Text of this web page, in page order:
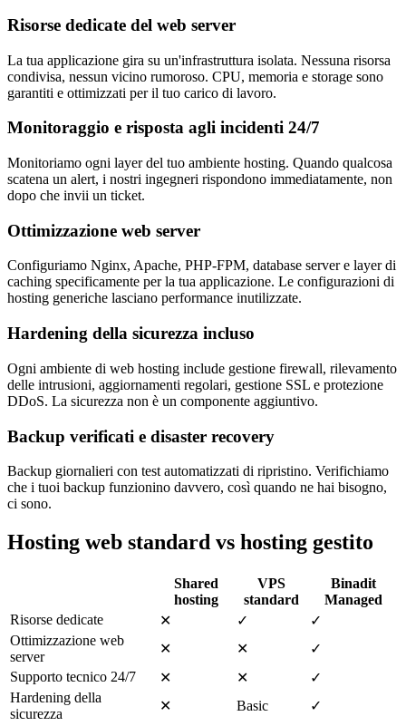
Risorse dedicate del web server
La tua applicazione gira su un'infrastruttura isolata. Nessuna risorsa
condivisa, nessun vicino rumoroso. CPU, memoria e storage sono
garantiti e ottimizzati per il tuo carico di lavoro.
Monitoraggio e risposta agli incidenti 24/7
Monitoriamo ogni layer del tuo ambiente hosting. Quando qualcosa
scatena un alert, i nostri ingegneri rispondono immediatamente, non
dopo che invii un ticket.
Ottimizzazione web server
Configuriamo Nginx, Apache, PHP-FPM, database server e layer di
caching specificamente per la tua applicazione. Le configurazioni di
hosting generiche lasciano performance inutilizzate.
Hardening della sicurezza incluso
Ogni ambiente di web hosting include gestione firewall, rilevamento
delle intrusioni, aggiornamenti regolari, gestione SSL e protezione
DDoS. La sicurezza non è un componente aggiuntivo.
Backup verificati e disaster recovery
Backup giornalieri con test automatizzati di ripristino. Verifichiamo
che i tuoi backup funzionino davvero, così quando ne hai bisogno,
ci sono.
Hosting web standard vs hosting gestito
Shared
hosting
VPS
standard
Binadit
Managed
Risorse dedicate
✕ ✓
✓
Ottimizzazione web
server
✕ ✕
✓
Supporto tecnico 24/7
✕ ✕
✓
Hardening della
sicurezza
✕ Basic
✓